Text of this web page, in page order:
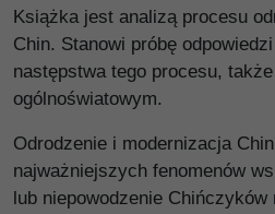
Książka jest analizą procesu
Chin. Stanowi próbę
następstwa tego procesu,
ogólnoświatowym.
Odrodzenie i modernizacja
najważniejszych fenomenów
lub niepowodzenie